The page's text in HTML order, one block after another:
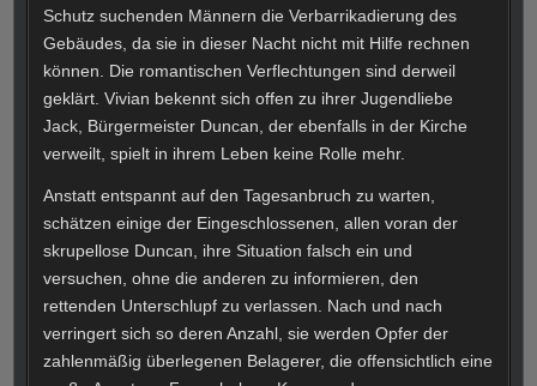
Schutz suchenden Männern die Verbarrikadierung des
Gebäudes, da sie in dieser Nacht nicht mit Hilfe rechnen
können. Die romantischen Verflechtungen sind derweil
geklärt. Vivian bekennt sich offen zu ihrer Jugendliebe
Jack, Bürgermeister Duncan, der ebenfalls in der Kirche
verweilt, spielt in ihrem Leben keine Rolle mehr.
Anstatt entspannt auf den Tagesanbruch zu warten,
schätzen einige der Eingeschlossenen, allen voran der
skrupellose Duncan, ihre Situation falsch ein und
versuchen, ohne die anderen zu informieren, den
rettenden Unterschlupf zu verlassen. Nach und nach
verringert sich so deren Anzahl, sie werden Opfer der
zahlenmäßig überlegenen Belagerer, die offensichtlich eine